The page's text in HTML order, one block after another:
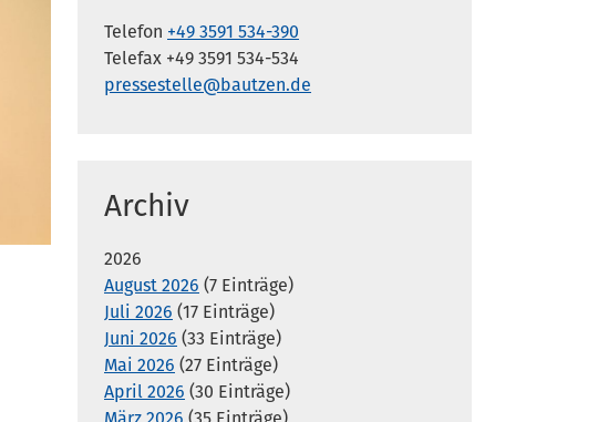
Telefon +49 3591 534-390
Telefax +49 3591 534-534
pressestelle@bautzen.de
Archiv
2026
August 2026 (7 Einträge)
Juli 2026 (17 Einträge)
Juni 2026 (33 Einträge)
Mai 2026 (27 Einträge)
April 2026 (30 Einträge)